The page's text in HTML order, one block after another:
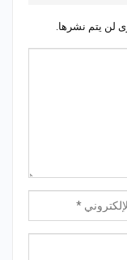
لن يتم نشرها.